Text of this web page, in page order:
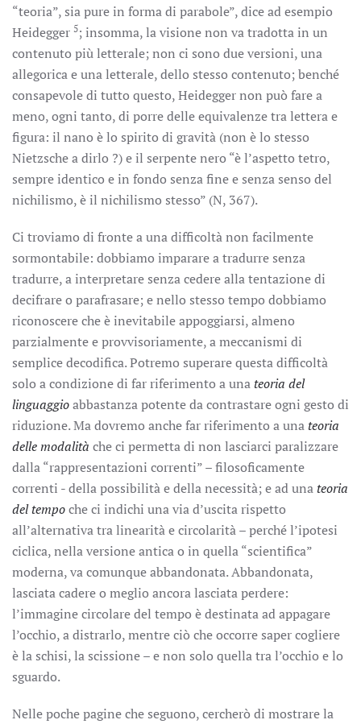
“teoria”, sia pure in forma di parabole”, dice ad esempio
Heidegger 5; insomma, la visione non va tradotta in un
contenuto più letterale; non ci sono due versioni, una
allegorica e una letterale, dello stesso contenuto; benché
consapevole di tutto questo, Heidegger non può fare a
meno, ogni tanto, di porre delle equivalenze tra lettera e
figura: il nano è lo spirito di gravità (non è lo stesso
Nietzsche a dirlo ?) e il serpente nero “è l’aspetto tetro,
sempre identico e in fondo senza fine e senza senso del
nichilismo, è il nichilismo stesso” (N, 367).
Ci troviamo di fronte a una difficoltà non facilmente
sormontabile: dobbiamo imparare a tradurre senza
tradurre, a interpretare senza cedere alla tentazione di
decifrare o parafrasare; e nello stesso tempo dobbiamo
riconoscere che è inevitabile appoggiarsi, almeno
parzialmente e provvisoriamente, a meccanismi di
semplice decodifica. Potremo superare questa difficoltà
solo a condizione di far riferimento a una teoria del
linguaggioabbastanza potente da contrastare ogni gesto di
riduzione. Ma dovremo anche far riferimento a una teoria
delle modalità che ci permetta di non lasciarci paralizzare
dalla “rappresentazioni correnti” – filosoficamente
correnti - della possibilità e della necessità; e ad una teoria
del tempoche ci indichi una via d’uscita rispetto
all’alternativa tra linearità e circolarità – perché l’ipotesi
ciclica, nella versione antica o in quella “scientifica”
moderna, va comunque abbandonata. Abbandonata,
lasciata cadere o meglio ancora lasciata perdere:
l’immagine circolare del tempo è destinata ad appagare
l’occhio, a distrarlo, mentre ciò che occorre saper cogliere
è la schisi, la scissione – e non solo quella tra l’occhio e lo
sguardo.
Nelle poche pagine che seguono, cercherò di mostrare la